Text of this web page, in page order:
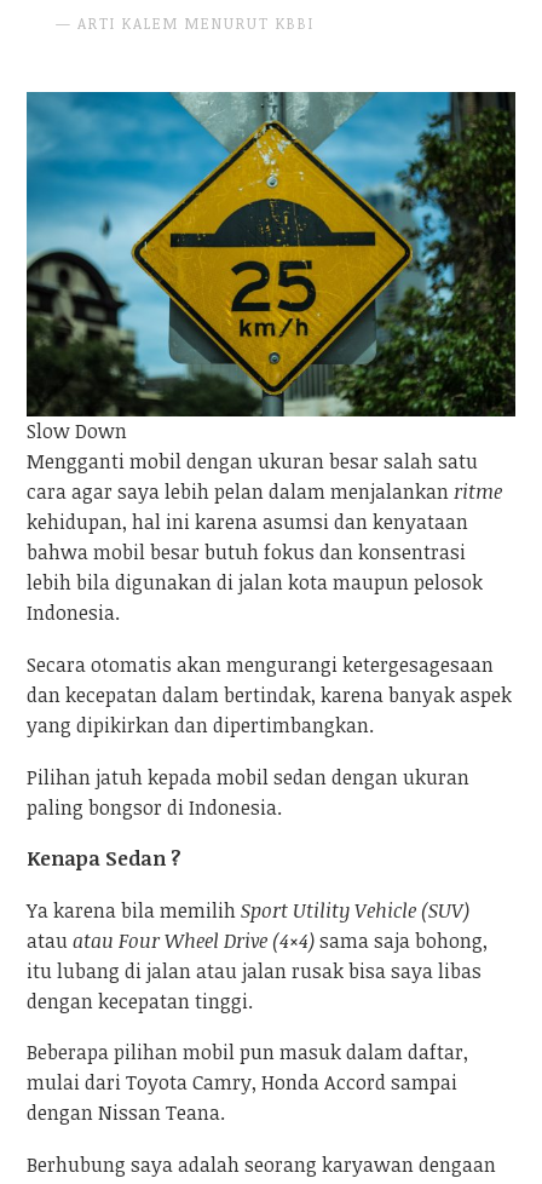
ARTI KALEM MENURUT KBBI
Slow Down
Mengganti mobil dengan ukuran besar salah satu
cara agar saya lebih pelan dalam menjalankanritme
kehidupan, hal ini karena asumsi dan kenyataan
bahwa mobil besar butuh fokus dan konsentrasi
lebih bila digunakan di jalan kota maupun pelosok
Indonesia.
Secara otomatis akan mengurangi ketergesagesaan
dan kecepatan dalam bertindak, karena banyak aspek
yang dipikirkan dan dipertimbangkan.
Pilihan jatuh kepada mobil sedan dengan ukuran
paling bongsor di Indonesia.
Kenapa Sedan ?
Ya karena bila memilihSport Utility Vehicle (SUV)
atauatau Four Wheel Drive (4×4)sama saja bohong,
itu lubang di jalan atau jalan rusak bisa saya libas
dengan kecepatan tinggi.
Beberapa pilihan mobil pun masuk dalam daftar,
mulai dari Toyota Camry, Honda Accord sampai
dengan Nissan Teana.
Berhubung saya adalah seorang karyawan dengaan